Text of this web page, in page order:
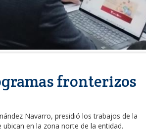
con sentido humanista
DE NUEVO LAREDO ANTE LA
regiones de Tamaulipas
fronterizos
Navarro, presidió los trabajos de la
ubican en la zona norte de la entidad.